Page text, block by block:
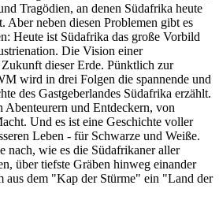
Tragödien, an denen Südafrika heute
Aber neben diesen Problemen gibt es
Heute ist Südafrika das große Vorbild
Die Vision einer
dieser Erde. Pünktlich zur
wird in drei Folgen die spannende und
des Gastgeberlandes Südafrika erzählt.
Abenteurern und Entdeckern, von
Und es ist eine Geschichte voller
Leben - für Schwarze und Weiße.
nach, wie es die Südafrikaner aller
über tiefste Gräben hinweg einander
aus dem "Kap der Stürme" ein "Land der